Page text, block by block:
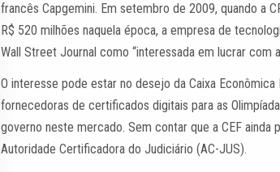
francês Capgemini. Em setembro de 2009, quando a
R$ 520 milhões naquela época, a empresa de
Wall Street Journal como “interessada em lucrar com
O interesse pode estar no desejo da Caixa
fornecedoras de certificados digitais para as
governo neste mercado. Sem contar que a CEF
Autoridade Certificadora do Judiciário (AC-JUS).